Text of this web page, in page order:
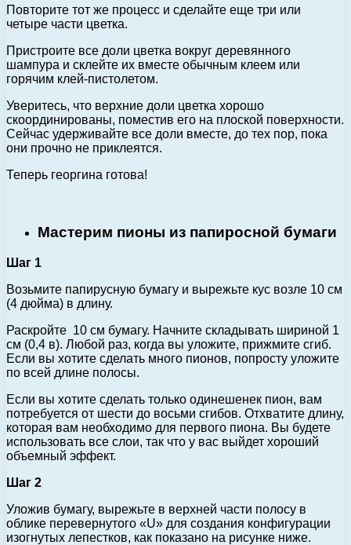
Повторите тот же процесс и сделайте еще три или
четыре части цветка.
Пристроите все доли цветка вокруг деревянного
шампура и склейте их вместе обычным клеем или
горячим клей-пистолетом.
Уверитесь, что верхние доли цветка хорошо
скоординированы, поместив его на плоской поверхности.
Сейчас удерживайте все доли вместе, до тех пор, пока
они прочно не приклеятся.
Теперь георгина готова!
Мастерим пионы из папиросной бумаги
Шаг 1
Возьмите папирусную бумагу и вырежьте кус возле 10 см
(4 дюйма) в длину.
Раскройте 10 см бумагу. Начните складывать шириной 1
см (0,4 в). Любой раз, когда вы уложите, прижмите сгиб.
Если вы хотите сделать много пионов, попросту уложите
по всей длине полосы.
Если вы хотите сделать только одинешенек пион, вам
потребуется от шести до восьми сгибов. Отхватите длину,
которая вам необходимо для первого пиона. Вы будете
использовать все слои, так что у вас выйдет хороший
объемный эффект.
Шаг 2
Уложив бумагу, вырежьте в верхней части полосу в
облике перевернутого «U» для создания конфигурации
изогнутых лепестков, как показано на рисунке ниже.